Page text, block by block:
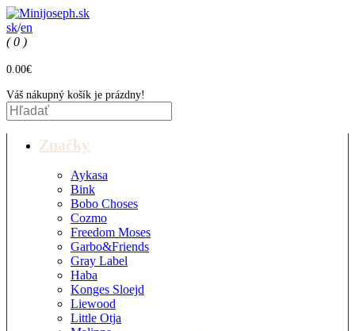
sk/en
( 0 )
0.00€
Váš nákupný košík je prázdny!
Značky
Aykasa
Bink
Bobo Choses
Cozmo
Freedom Moses
Garbo&Friends
Gray Label
Haba
Konges Sloejd
Liewood
Little Otja